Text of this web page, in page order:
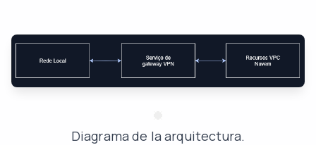
Diagrama de la arquitectura.